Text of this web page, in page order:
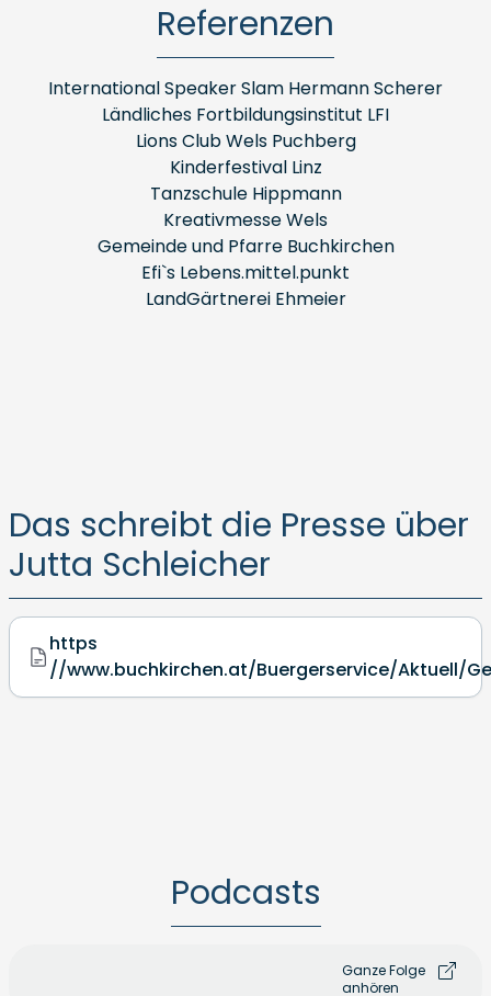
Referenzen
International Speaker Slam Hermann Scherer
Ländliches Fortbildungsinstitut LFI
Lions Club Wels Puchberg
Kinderfestival Linz
Tanzschule Hippmann
Kreativmesse Wels
Gemeinde und Pfarre Buchkirchen
Efi`s Lebens.mittel.punkt
LandGärtnerei Ehmeier
Das schreibt die Presse über
Jutta Schleicher
https
//www.buchkirchen.at/Buergerservice/Aktuell/
Podcasts
Ganze Folge
anhören